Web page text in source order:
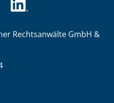
Rechtsanwälte GmbH &